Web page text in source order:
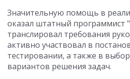
Значительную помощь в
оказал штатный программист
транслировал требования
активно участвовал в
тестировании, а также в
вариантов решения задач.